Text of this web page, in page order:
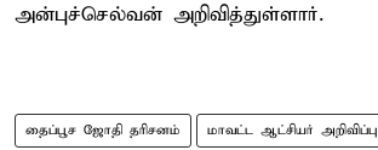
அன்புச்செல்வன் அறிவித்துள்ளார்.
தைப்பூச ஜோதி தரிசனம் மாவட்ட ஆட்சியர் அறிவிப்பு